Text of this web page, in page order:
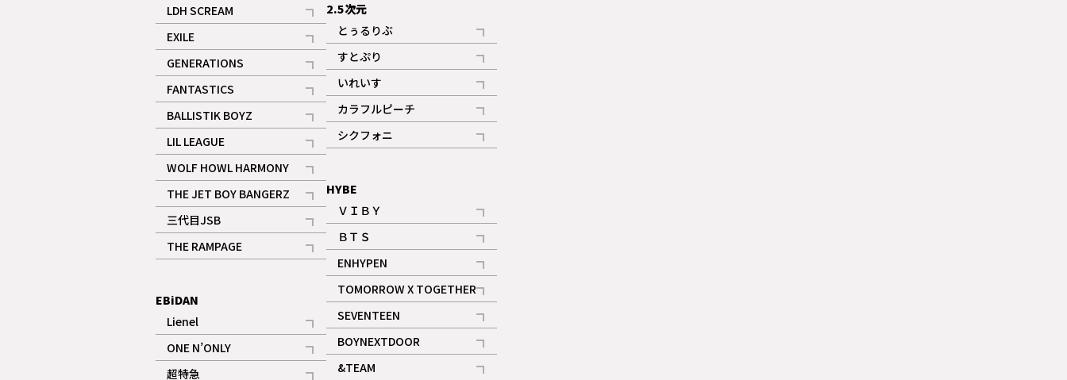
LDH SCREAM
記事
EXILE
記事
GENERATIONS
記事
FANTASTICS
記事
BALLISTIK BOYZ
記事
LIL LEAGUE
記事
WOLF HOWL HARMONY
記事
THE JET BOY BANGERZ
記事
三代目JSB
記事
THE RAMPAGE
記事
EBiDAN
Lienel
記事
ONE N’ONLY
記事
超特急
2.5次元
とぅるりぶ
記事
すとぷり
記事
ギャラリー
いれいす
記事
ギャラリー
カラフルピーチ
記事
シクフォニ
記事
HYBE
ＶＩＢＹ
記事
ＢＴＳ
記事
ENHYPEN
記事
TOMORROW X TOGETHER
記事
ギャラリー
SEVENTEEN
記事
BOYNEXTDOOR
記事
&TEAM